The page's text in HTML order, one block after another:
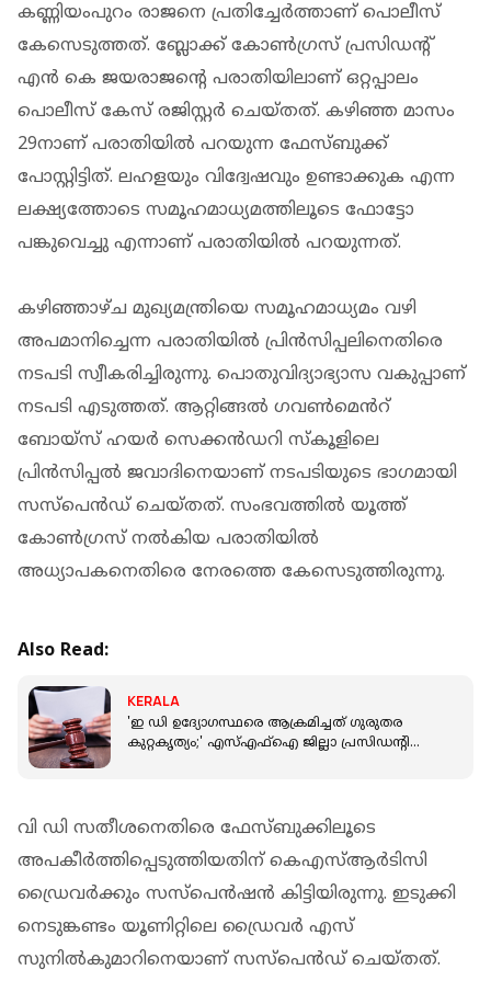
കണ്ണിയംപുറം രാജനെ പ്രതിച്ചേർത്താണ് പൊലീസ്
കേസെടുത്തത്. ബ്ലോക്ക് കോൺഗ്രസ് പ്രസിഡന്റ്
എൻ കെ ജയരാജന്റെ പരാതിയിലാണ് ഒറ്റപ്പാലം
പൊലീസ് കേസ് രജിസ്റ്റർ ചെയ്തത്. കഴിഞ്ഞ മാസം
29നാണ് പരാതിയിൽ പറയുന്ന ഫേസ്ബുക്ക്
പോസ്റ്റിട്ടിത്. ലഹളയും വിദ്വേഷവും ഉണ്ടാക്കുക എന്ന
ലക്ഷ്യത്തോടെ സമൂഹമാധ്യമത്തിലൂടെ ഫോട്ടോ
പങ്കുവെച്ചു എന്നാണ് പരാതിയിൽ പറയുന്നത്.
കഴിഞ്ഞാഴ്ച മുഖ്യമന്ത്രിയെ സമൂഹമാധ്യമം വഴി
അപമാനിച്ചെന്ന പരാതിയിൽ പ്രിൻസിപ്പലിനെതിരെ
നടപടി സ്വീകരിച്ചിരുന്നു. പൊതുവിദ്യാഭ്യാസ വകുപ്പാണ്
നടപടി എടുത്തത്. ആറ്റിങ്ങൽ ഗവൺമെൻറ്
ബോയ്സ് ഹയർ സെക്കൻഡറി സ്കൂളിലെ
പ്രിൻസിപ്പൽ ജവാദിനെയാണ് നടപടിയുടെ ഭാ​ഗമായി
സസ്പെൻഡ് ചെയ്തത്. സംഭവത്തിൽ യൂത്ത്
കോൺഗ്രസ് നൽകിയ പരാതിയിൽ
അധ്യാപകനെതിരെ നേരത്തെ കേസെടുത്തിരുന്നു.
Also Read:
KERALA
'ഇ ഡി ഉദ്യോഗസ്ഥരെ ആക്രമിച്ചത് ​ഗുരുതര
കുറ്റകൃത്യം;' എസ്എഫ്ഐ ജില്ലാ പ്രസിഡന്റിൻ്റെ
വി ഡി സതീശനെതിരെ ഫേസ്ബുക്കിലൂടെ
അപകീർത്തിപ്പെടുത്തിയതിന് കെഎസ്ആർടിസി
ഡ്രൈവർക്കും സസ്പെൻഷൻ കിട്ടിയിരുന്നു. ഇടുക്കി
നെടുങ്കണ്ടം യൂണിറ്റിലെ ഡ്രൈവർ എസ്
സുനിൽകുമാറിനെയാണ് സസ്പെൻഡ് ചെയ്തത്.